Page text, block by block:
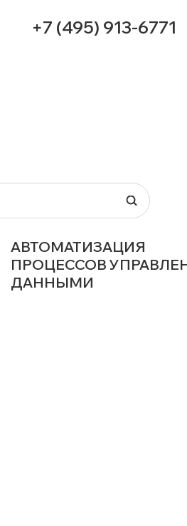
+7 (495) 913-6771
АВТОМАТИЗАЦИЯ
ПРОЦЕССОВ
ДАННЫМИ